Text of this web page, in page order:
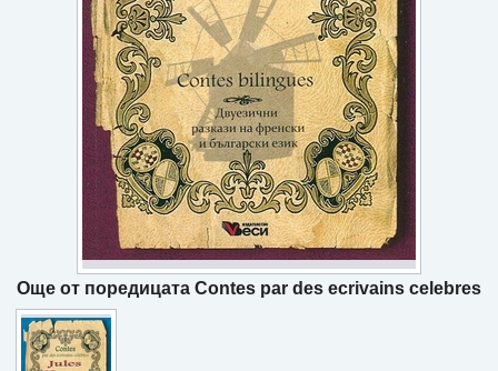
Контакти
Регистрация
Още от поредицата Contes par des ecrivains celebres